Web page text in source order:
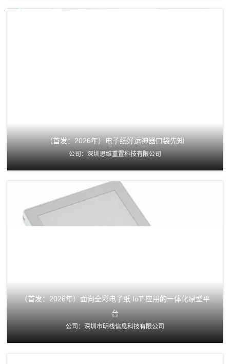
（首发：2026年）电子纸好运神器口袋先知
公司：深圳思维重置科技有限公司
（首发：2026年）面向全彩电子纸 IoT 应用的一体化原型平
台
公司：深圳市明栈信息科技有限公司